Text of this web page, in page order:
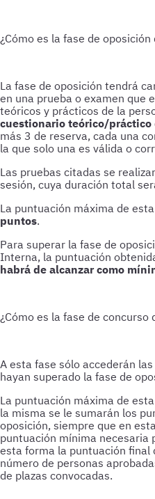
¿Cómo es la fase de oposición
La fase de oposición tendrá
en una prueba o examen que
teóricos y prácticos de la
cuestionario teórico/práctico
más 3 de reserva, cada una
la que solo una es válida o
Las pruebas citadas se
sesión, cuya duración total
La puntuación máxima de
puntos.
Para superar la fase de
Interna, la puntuación
habrá de alcanzar como
¿Cómo es la fase de concurso
A esta fase sólo accederán
hayan superado la fase de
La puntuación máxima de
la misma se le sumarán los
oposición, siempre que en
puntuación mínima necesaria
esta forma la puntuación final
número de personas
de plazas convocadas.